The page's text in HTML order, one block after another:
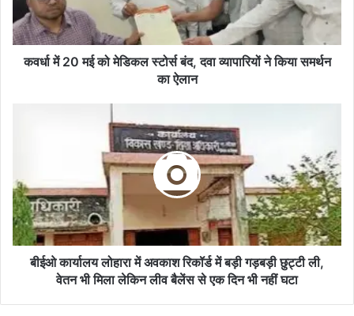
स्टोर्स
बंद,
दवा
व्यापारियों
कवर्धा में 20 मई को मेडिकल स्टोर्स बंद, दवा व्यापारियों ने किया समर्थन
का ऐलान
अवकाश
रिकॉर्ड
में
बड़ी
गड़बड़ी
छुट्टीबीईओ कार्यालय लोहारा में अवकाश रिकॉर्ड में बड़ी गड़बड़ी छुट्टी ली,
वेतन भी मिला लेकिन लीव बैलेंस से एक दिन भी नहीं घटा